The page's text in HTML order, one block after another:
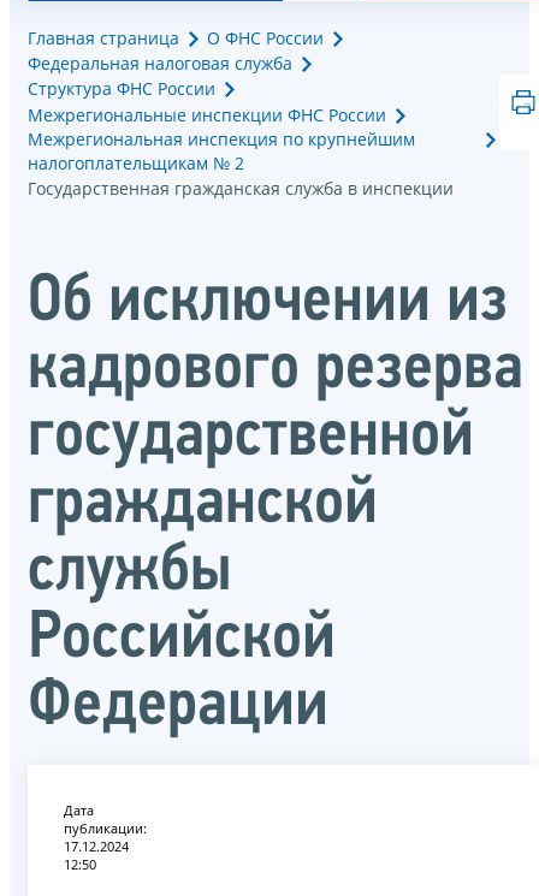
Главная страница
О ФНС России
Федеральная налоговая служба
Структура ФНС России
Межрегиональные инспекции ФНС России
Межрегиональная инспекция по крупнейшим
налогоплательщикам № 2
Государственная гражданская служба в инспекции
Об исключении из
кадрового резерва
государственной
гражданской
службы
Российской
Федерации
Дата
публикации:
17.12.2024
12:50